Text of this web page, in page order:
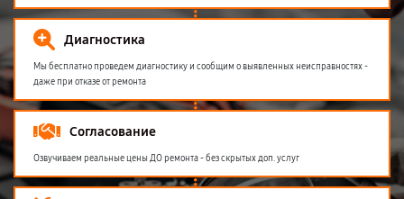
Диагностика
Мы бесплатно проведем диагностику и сообщим о выявленных неисправностях -
даже при отказе от ремонта
Согласование
Озвучиваем реальные цены ДО ремонта - без скрытых доп. услуг